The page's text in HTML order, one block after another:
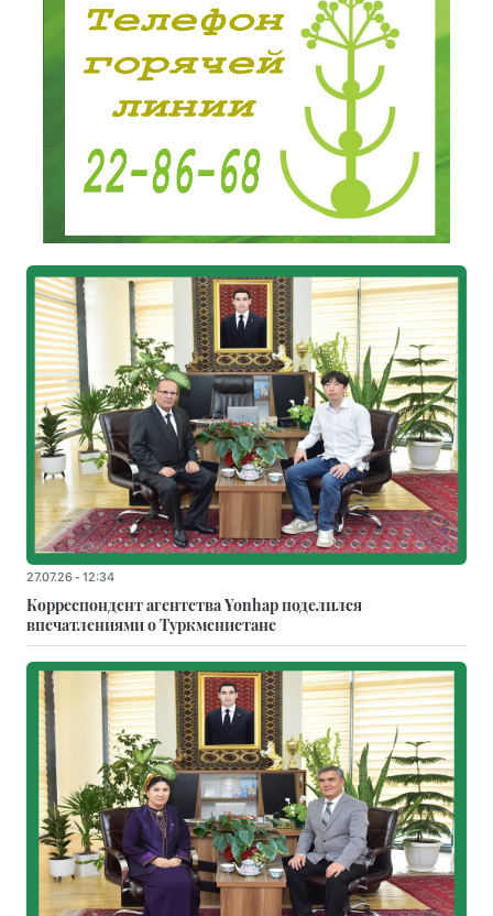
27.07.26 - 12:34
Корреспондент агентства Yonhap поделился
впечатлениями о Туркменистане